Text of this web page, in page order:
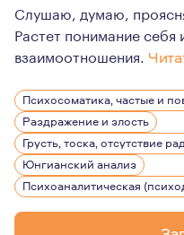
Слушаю, думаю,
Растет понимание себя
взаимоотношения.
В моей жизни были и
Психосоматика, частые и
Раздражение и злость
Грусть, тоска, отсутствие
Юнгианский анализ
Психоаналитическая